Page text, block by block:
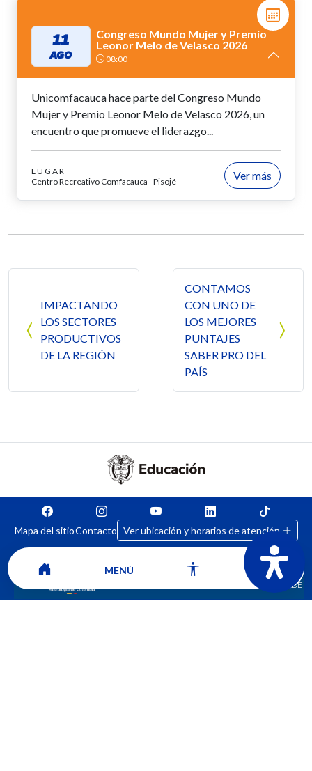
11
AGO
Congreso Mundo Mujer y Premio
Leonor Melo de Velasco 2026
08:00
Unicomfacauca hace parte del Congreso Mundo
Mujer y Premio Leonor Melo de Velasco 2026, un
encuentro que promueve el liderazgo...
LUGAR
Centro Recreativo Comfacauca - Pisojé
Ver más
IMPACTANDO
LOS SECTORES
PRODUCTIVOS
DE LA REGIÓN
CONTAMOS
CON UNO DE
LOS MEJORES
PUNTAJES
SABER PRO DEL
PAÍS
Mapa del sitioContacto Ver ubicación y horarios de atención
MENÚ